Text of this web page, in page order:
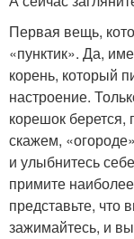
Первая вещь,
«пунктик». Да,
корень, который
настроение.
корешок берется,
скажем,
и улыбнитесь
примите
представьте,
зажимайтесь, и